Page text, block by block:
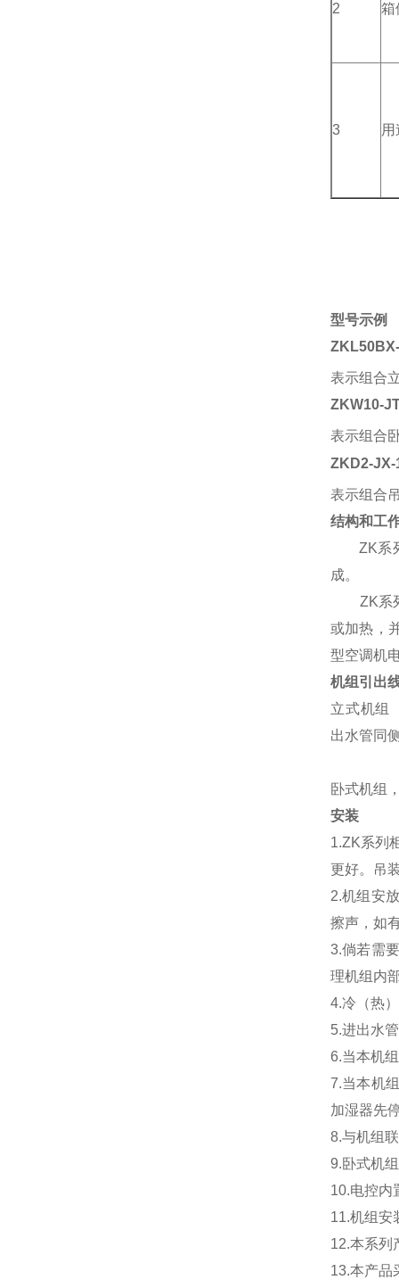
2 箱
3
型号示例
表示组合
ZKW10-
表示组合
ZKD2-JX-
表示组合
结构和工
ZK系列
成。
ZK系列
或加热，
型空调机
机组引出
立式机组
出水管同
卧式机组
安装
1.ZK系列
更好。吊
2.机组安
擦声，如
3.倘若需
理机组内
4.冷（热
5.进出水
6.当本机
7.当本机
加湿器先
8.与机组
9.卧式机
10.电控内
11.机组安
12.本系列
13.本产品